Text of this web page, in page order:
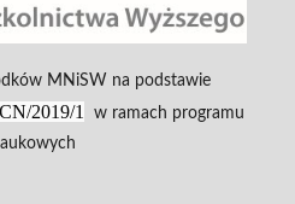
MNiSW na podstawie
2019/1
w ramach programu